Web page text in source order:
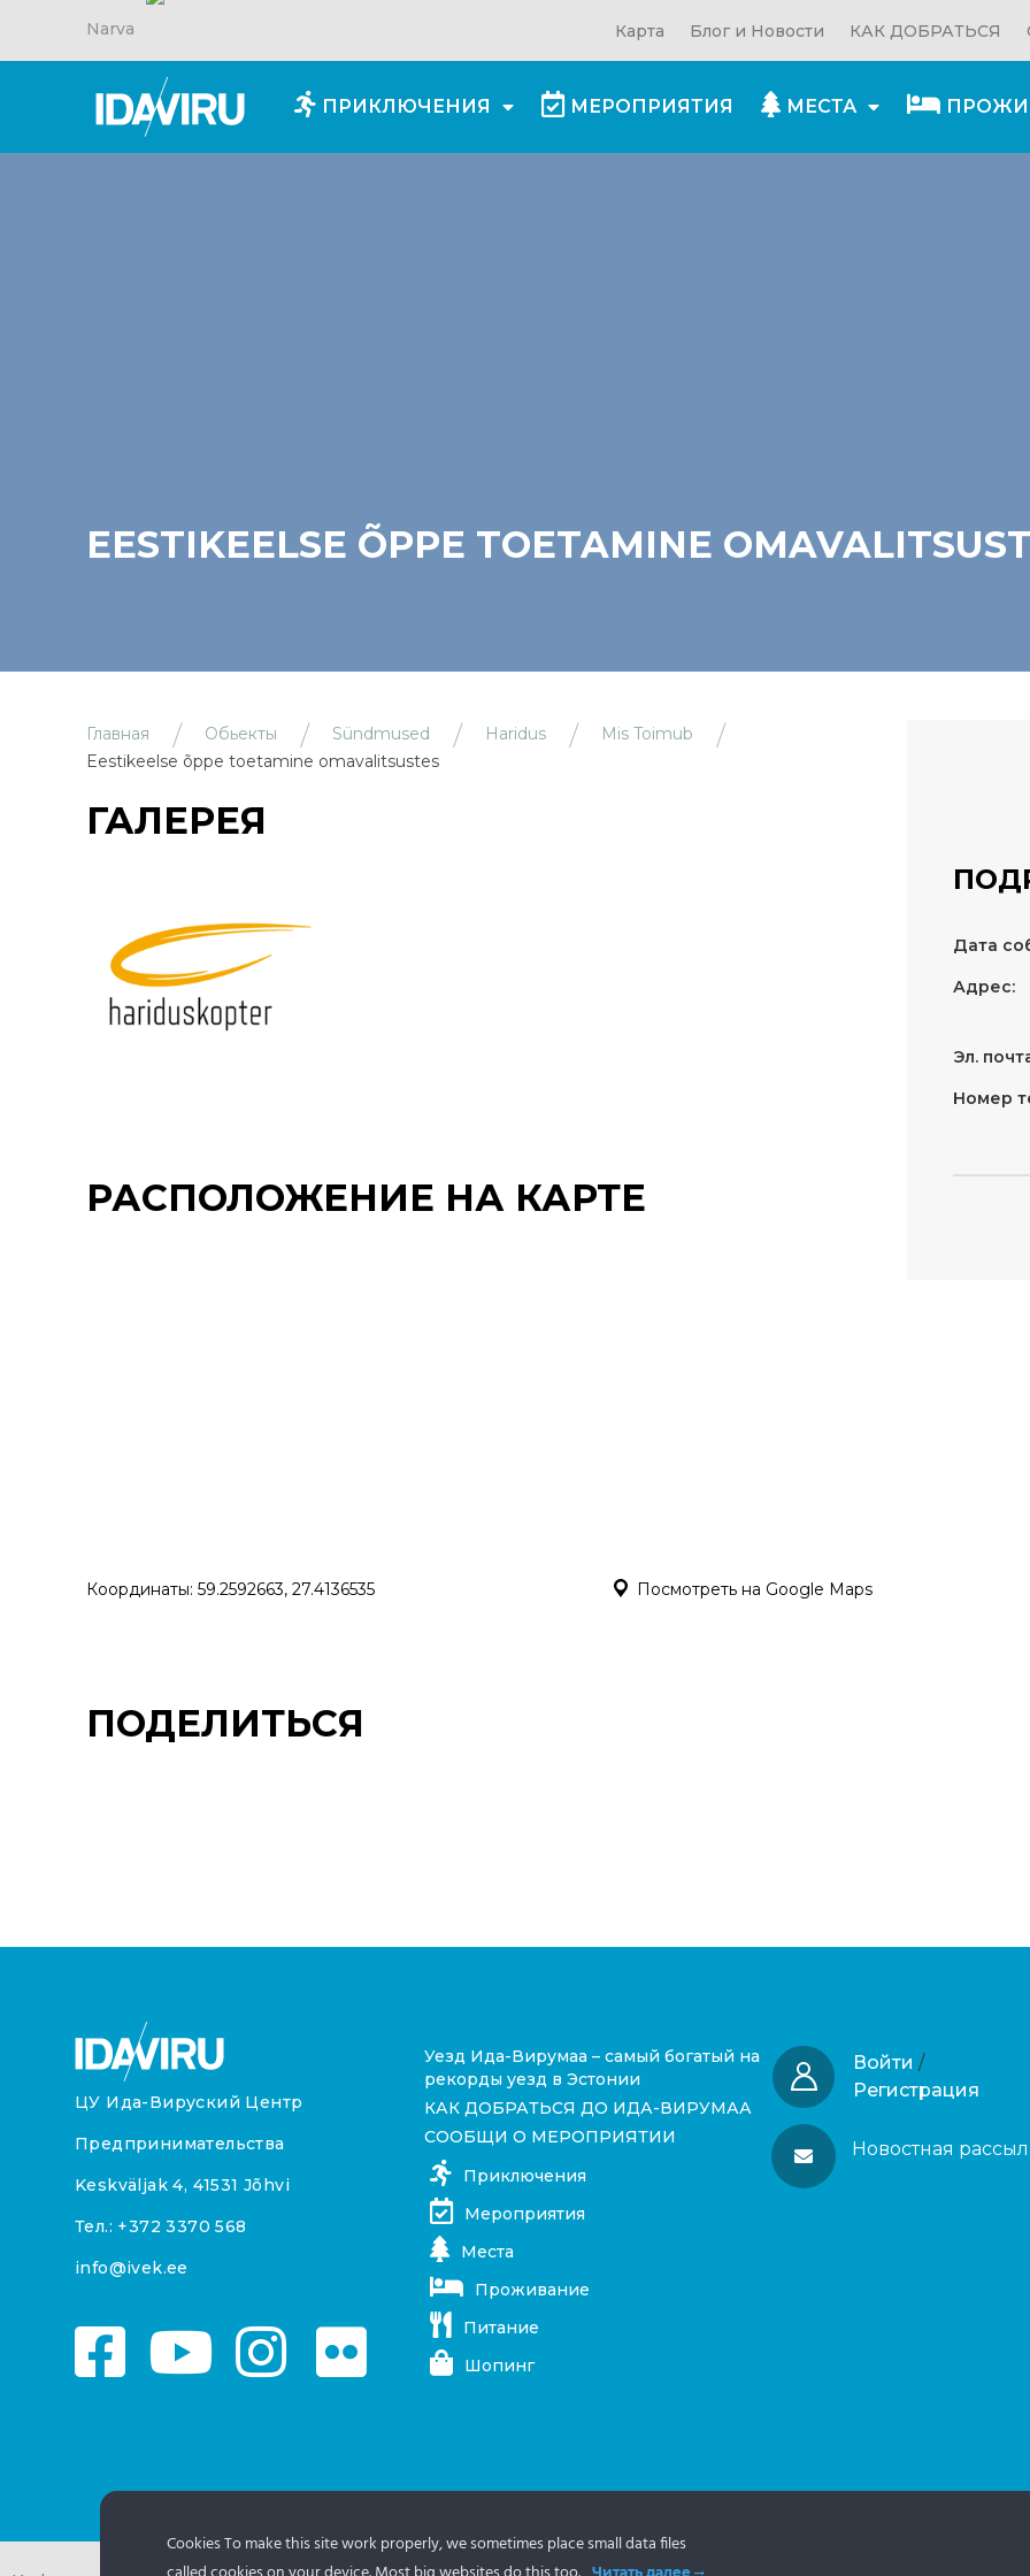
Narva Карта Блог и Новости КАК ДОБРАТЬСЯ
ПРИКЛЮЧЕНИЯ МЕРОПРИЯТИЯ МЕСТА
EESTIKEELSE ÕPPE TOETAMINE
Главная Обьекты Sündmused Haridus
Mis Toimub
Eestikeelse õppe toetamine omavalitsustes
ГАЛЕРЕЯ
РАСПОЛОЖЕНИЕ НА КАРТЕ
Координаты: 59.2592663, 27.4136535 Посмотреть на Google Maps
ПОДЕЛИТЬСЯ
Дата
Адрес:
Эл.
Номер
ЦУ Ида-Вируский Центр
Предпринимательства
Keskväljak 4, 41531 Jõhvi
Тел.: +372 3370 568
info@ivek.ee
Уезд Ида-Вирумаа – самый богатый на
рекорды уезд в Эстонии
КАК ДОБРАТЬСЯ ДО ИДА-ВИРУМАА
СООБЩИ О МЕРОПРИЯТИИ
Приключения
Мероприятия
Места
Проживание
Питание
Шопинг
Войти /
Регистрация
Новостная
Cookies To make this site work properly, we sometimes place small data files
Читать далее